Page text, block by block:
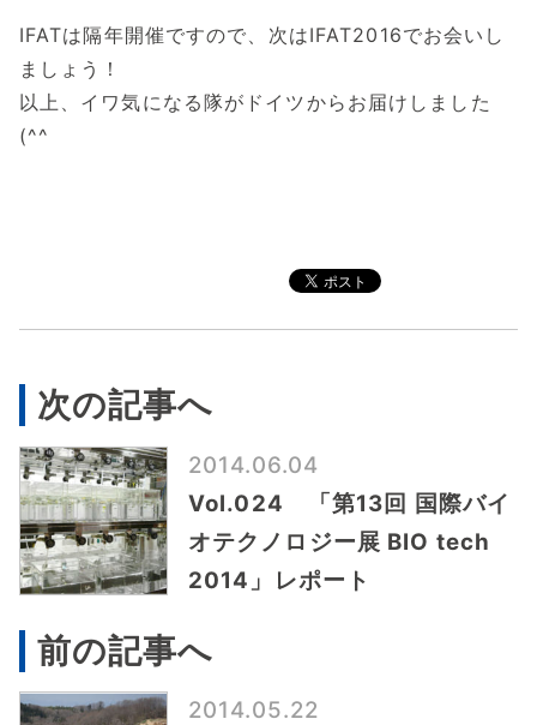
IFATは隔年開催ですので、次はIFAT2016でお会いし
ましょう！
以上、イワ気になる隊がドイツからお届けしました
(^^ゞ
次の記事へ
2014.06.04
Vol.024 「第13回 国際バイ
オテクノロジー展 BIO tech
2014」レポート
前の記事へ
2014.05.22